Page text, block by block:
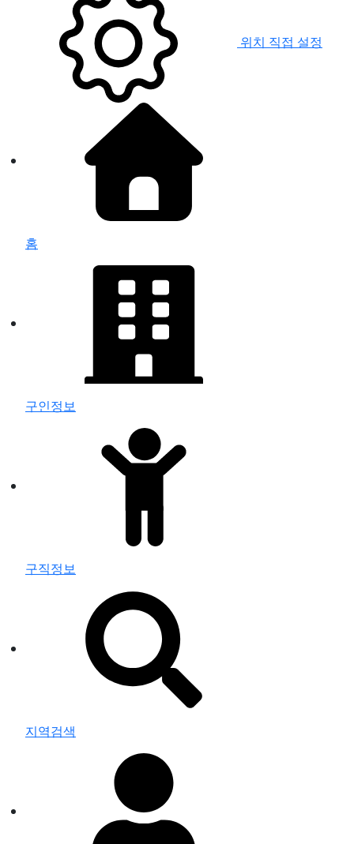
위치 직접 설정
홈
구인정보
구직정보
지역검색